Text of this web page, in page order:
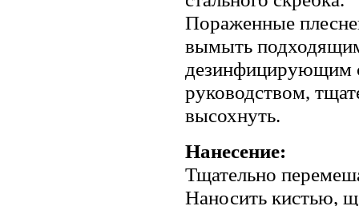
Пораженные
вымыть
дезинфицирующим
руководством,
высохнуть.
Нанесение:
Тщательно
Наносить кистью,